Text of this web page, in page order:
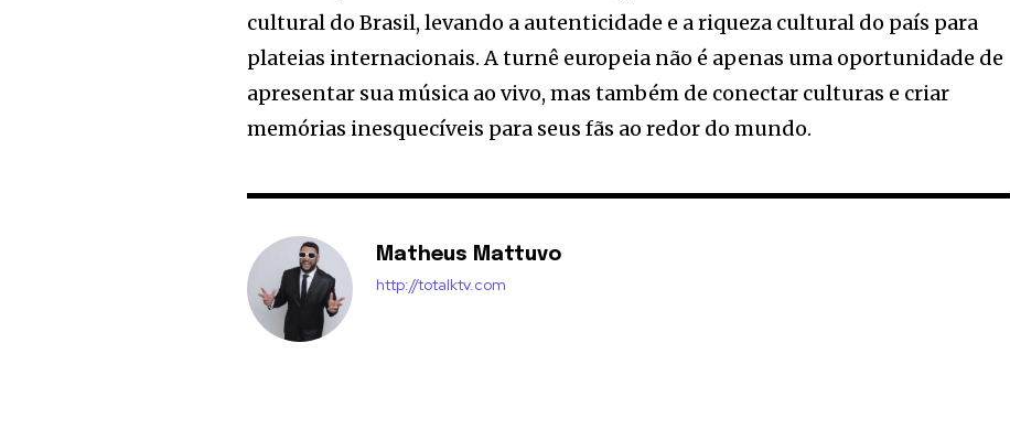
cultural do Brasil, levando a autenticidade e a riqueza cultural do país para
plateias internacionais. A turnê europeia não é apenas uma oportunidade de
apresentar sua música ao vivo, mas também de conectar culturas e criar
memórias inesquecíveis para seus fãs ao redor do mundo.
Matheus Mattuvo
http://totalktv.com